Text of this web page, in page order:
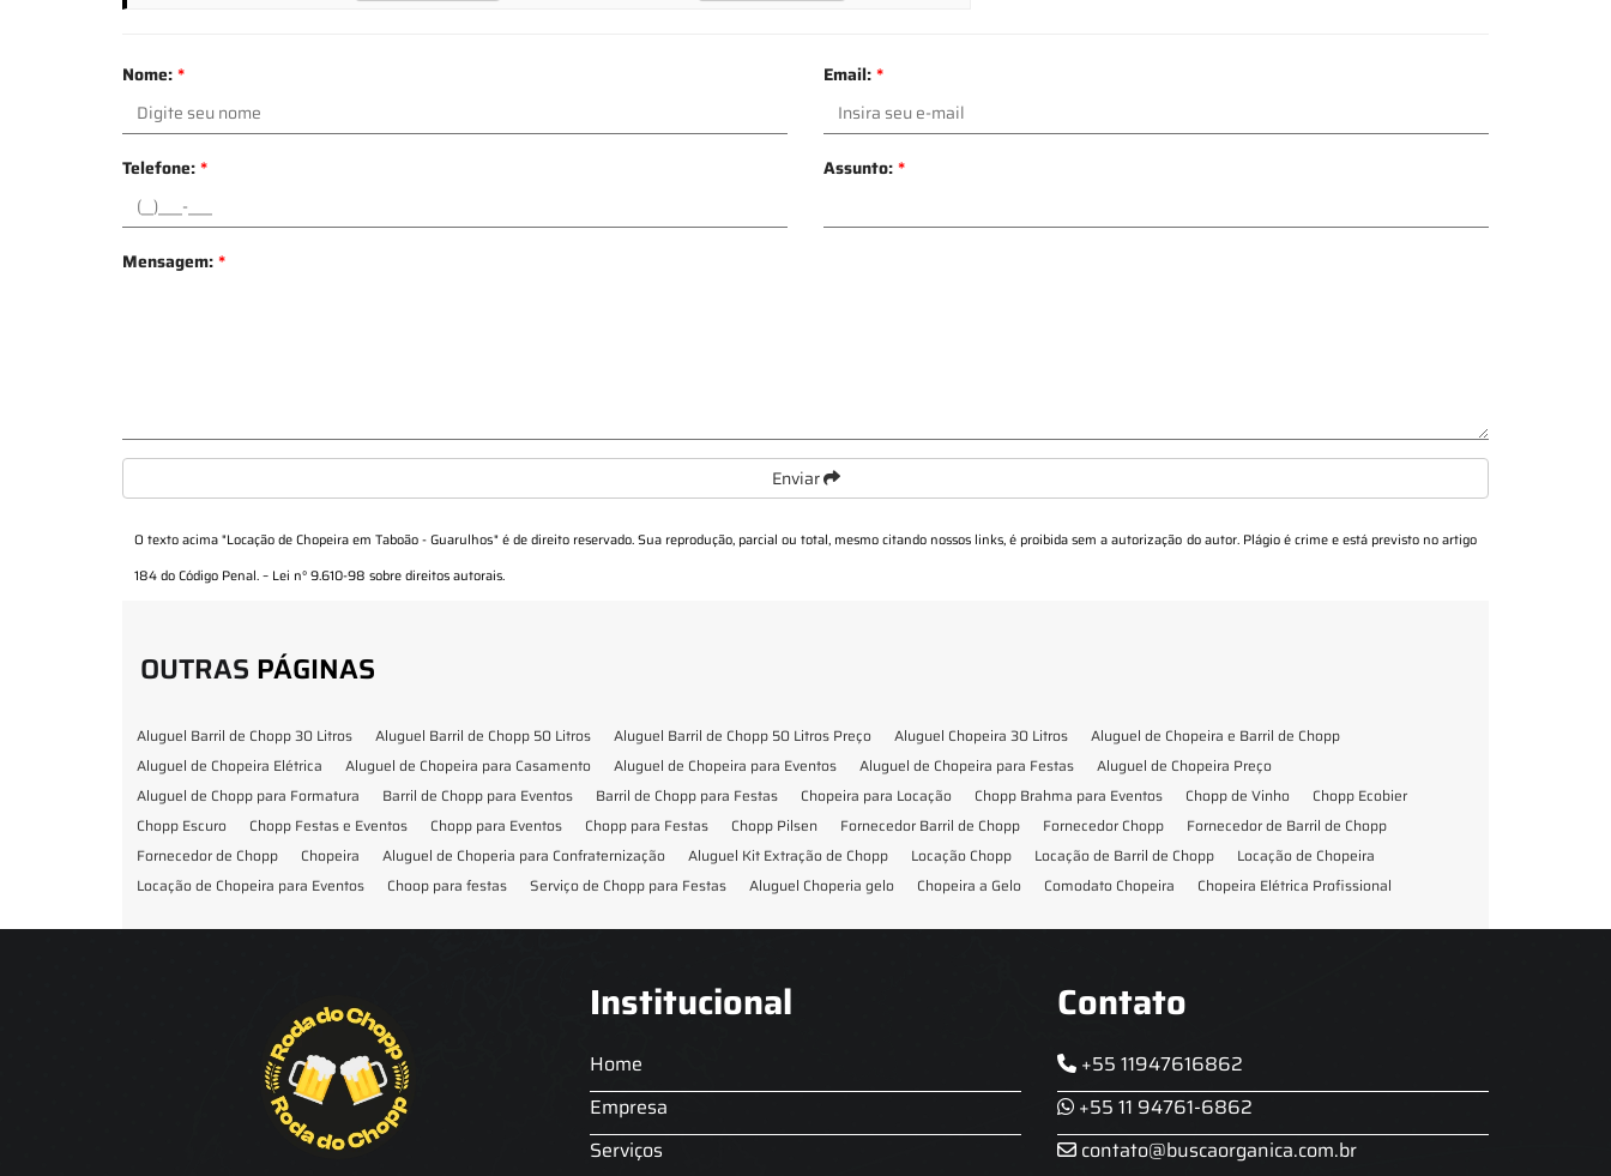
Nome:* Email:*
Telefone:* Assunto:*
Mensagem:*
Enviar
O texto acima "Locação de Chopeira em Taboão - Guarulhos" é de direito reservado. Sua reprodução, parcial ou total, mesmo citando nossos links, é proibida sem a autorização do autor. Plágio é crime e está previsto no artigo
184 do Código Penal. – Lei n° 9.610-98 sobre direitos autorais.
OUTRAS PÁGINAS
Aluguel Barril de Chopp 30 Litros Aluguel Barril de Chopp 50 Litros Aluguel Barril de Chopp 50 Litros Preço Aluguel Chopeira 30 Litros
Aluguel de Chopeira e Barril de Chopp
Aluguel de Chopeira Elétrica
Aluguel de Chopeira para Casamento Aluguel de Chopeira para Eventos Aluguel de Chopeira para Festas
Aluguel de Chopeira Preço
Aluguel de Chopp para Formatura
Barril de Chopp para Eventos Barril de Chopp para Festas Chopeira para Locação Chopp Brahma para Eventos Chopp de Vinho
Chopp Ecobier
Chopp Escuro
Chopp Festas e Eventos Chopp para Eventos Chopp para Festas Chopp Pilsen Fornecedor Barril de Chopp Fornecedor Chopp
Fornecedor de Barril de Chopp
Fornecedor de Chopp
Chopeira Aluguel de Choperia para Confraternização Aluguel Kit Extração de Chopp Locação Chopp Locação de Barril de Chopp
Locação de Chopeira
Locação de Chopeira para Eventos
Choop para festas Serviço de Chopp para Festas Aluguel Choperia gelo Chopeira a Gelo Comodato Chopeira
Chopeira Elétrica Profissional
Institucional
Home
Empresa
Serviços
Contato
+55 11947616862
+55 11 94761-6862
contato@buscaorganica.com.br